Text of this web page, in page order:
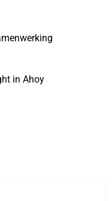
in Ahoy